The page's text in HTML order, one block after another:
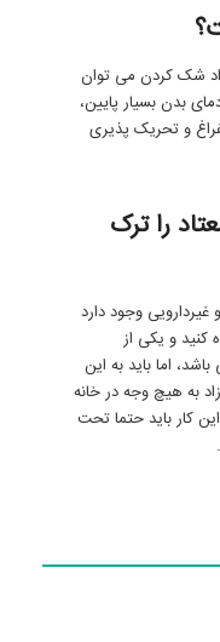
شک کردن می توان
بدن بسیار پایین،
و تحریک پذیری
را ترک
وجود دارد
کنید و یکی از
اما باید به این
به هیچ وجه در خانه
کار باید حتما تحت